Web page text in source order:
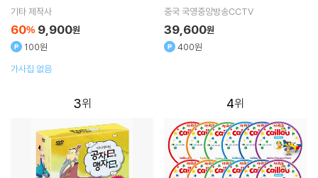
반 (5Disc) / Mother Goose / T
he Hokey Pokey Shake 포함 총
128곡 수록
기타 제작사
60% 9,900원
100원
가사집 없음
중국 국영중앙방송CCTV
39,600원
400원
3 4